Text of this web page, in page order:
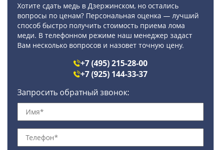
Хотите сдать медь в Дзержинском, но остались
вопросы по ценам? Персональная оценка — лучший
способ быстро получить стоимость приема лома
меди. В телефонном режиме наш менеджер задаст
Вам несколько вопросов и назовет точную цену.
+7 (495) 215-28-00
+7 (925) 144-33-37
Запросить обратный звонок: